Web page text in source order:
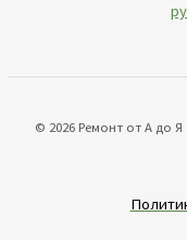
© 2026 Ремонт от А до Я